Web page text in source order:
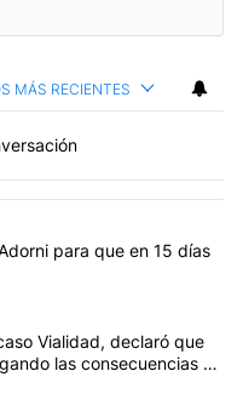
MÁS RECIENTES
más comentarios en los
"El fiscal intimó a Manuel
para que en 15 días
"Jorge Gorini, el juez del
Vialidad, declaró que
las consecuencias de